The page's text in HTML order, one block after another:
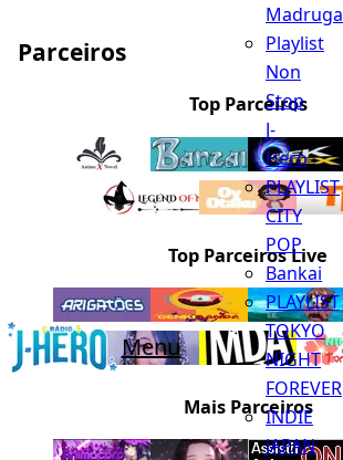
Menu
Madruga
Playlist
Non
Stop
J-
Hero
PLAYLIST
CITY
POP
Bankai
PLAYLIST
TOKYO
NIGHT
FOREVER
INDIE
JAPAN
Parceiros
Top Parceiros
Top Parceiros Live
Mais Parceiros